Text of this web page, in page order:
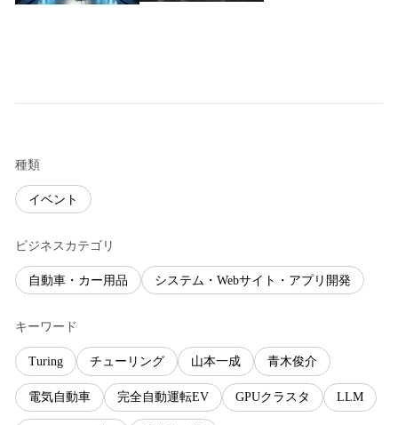
種類
イベント
ビジネスカテゴリ
自動車・カー用品 システム・Webサイト・アプリ開発
キーワード
Turing チューリング 山本一成 青木俊介
電気自動車 完全自動運転EV GPUクラスタ LLM